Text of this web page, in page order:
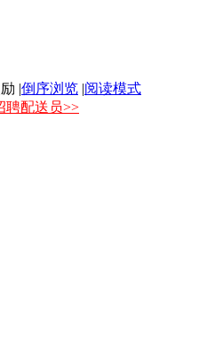
|倒序浏览 |阅读模式
聘配送员>>